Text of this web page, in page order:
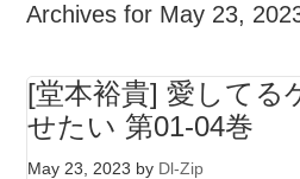
Archives for May 23,
[堂本裕貴] 愛してる
せたい 第01-04巻
May 23, 2023 by Dl-Zip